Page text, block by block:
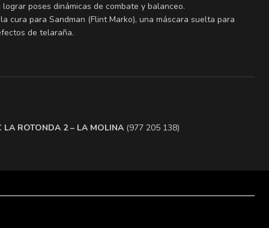
poses dinámicas de combate y balanceo.
cura para Sandman (Flint Marko), una máscara suelta para
de telaraña.
LA ROTONDA 2 – LA MOLINA (977 205 138)